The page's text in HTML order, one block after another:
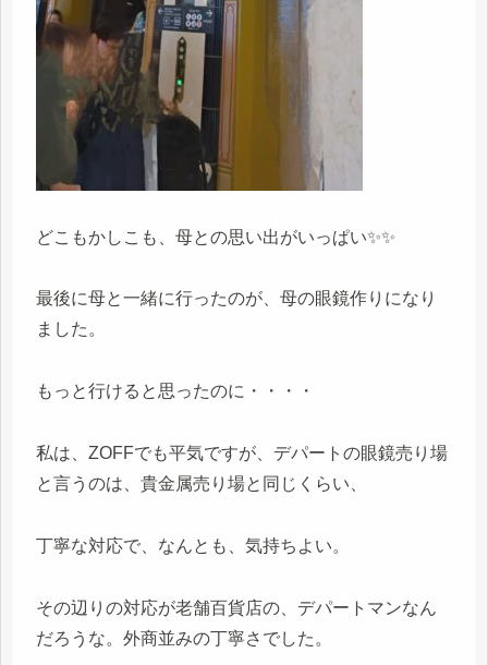
どこもかしこも、母との思い出がいっぱい✨✨
最後に母と一緒に行ったのが、母の眼鏡作りになり
ました。
もっと行けると思ったのに・・・・
私は、ZOFFでも平気ですが、デパートの眼鏡売り場
と言うのは、貴金属売り場と同じくらい、
丁寧な対応で、なんとも、気持ちよい。
その辺りの対応が老舗百貨店の、デパートマンなん
だろうな。外商並みの丁寧さでした。